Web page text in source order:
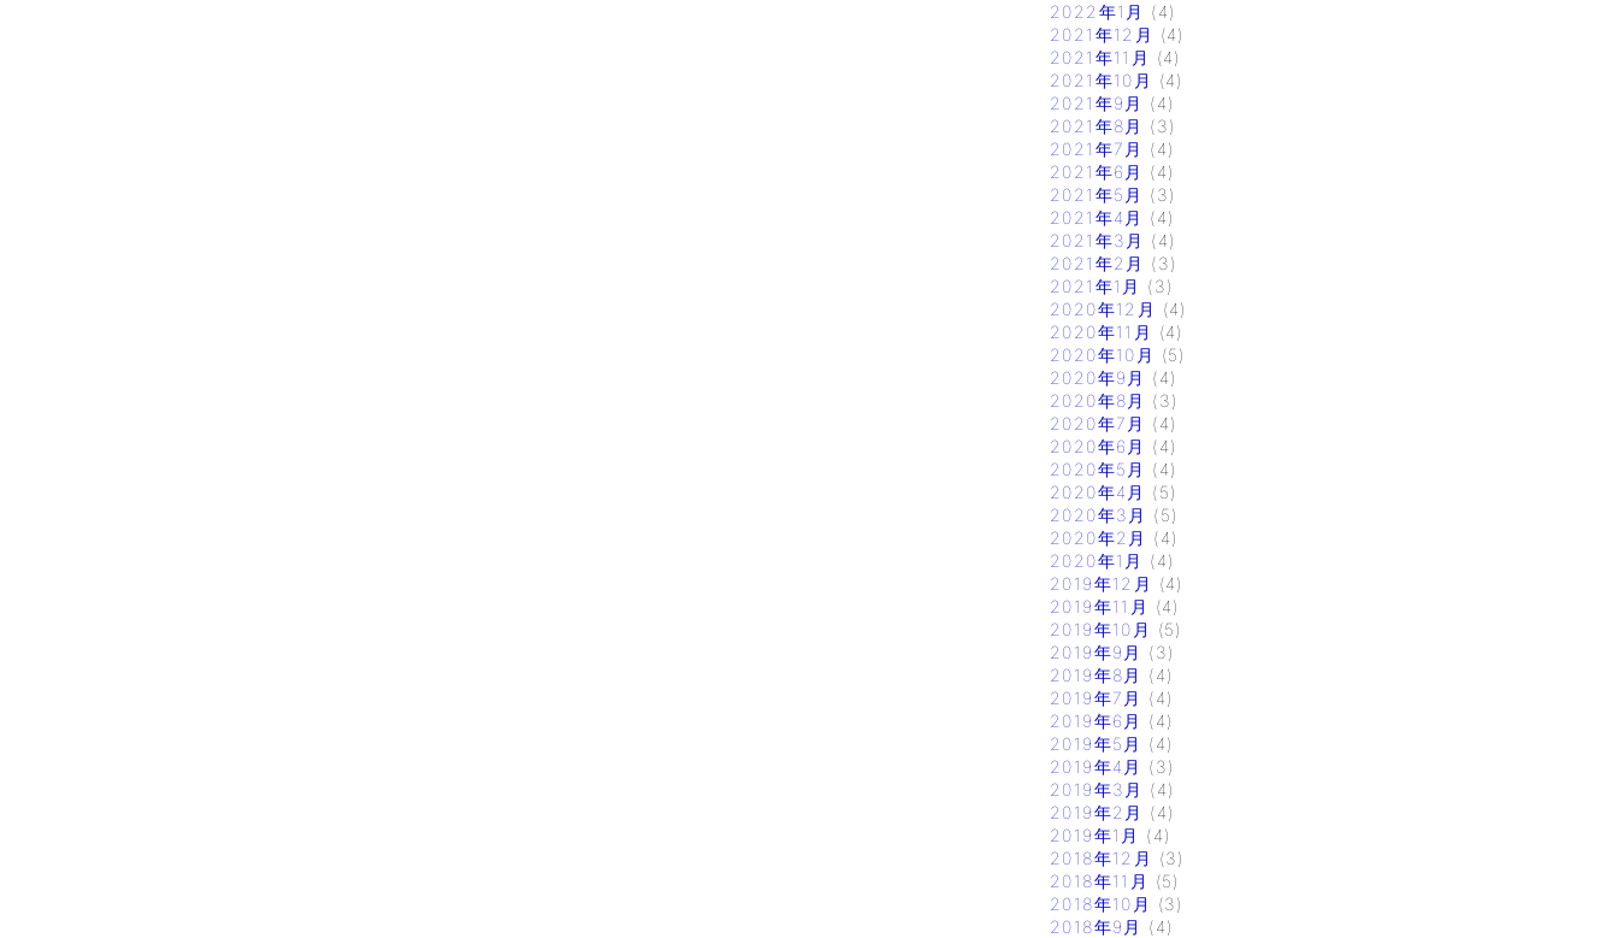
2022年1月
(4)
2021年12月
(4)
2021年11月
(4)
2021年10月
(4)
2021年9月
(4)
2021年8月
(3)
2021年7月
(4)
2021年6月
(4)
2021年5月
(3)
2021年4月
(4)
2021年3月
(4)
2021年2月
(3)
2021年1月
(3)
2020年12月
(4)
2020年11月
(4)
2020年10月
(5)
2020年9月
(4)
2020年8月
(3)
2020年7月
(4)
2020年6月
(4)
2020年5月
(4)
2020年4月
(5)
2020年3月
(5)
2020年2月
(4)
2020年1月
(4)
2019年12月
(4)
2019年11月
(4)
2019年10月
(5)
2019年9月
(3)
2019年8月
(4)
2019年7月
(4)
2019年6月
(4)
2019年5月
(4)
2019年4月
(3)
2019年3月
(4)
2019年2月
(4)
2019年1月
(4)
2018年12月
(3)
2018年11月
(5)
2018年10月
(3)
2018年9月
(4)